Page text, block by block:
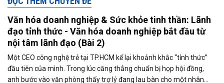
Văn hóa doanh nghiệp & Sức khỏe tinh thần: Lãnh
đạo tỉnh thức - Văn hóa doanh nghiệp bắt đầu từ
nội tâm lãnh đạo (Bài 2)
Một CEO công nghệ trẻ tại TP.HCM kể lại khoảnh khắc “tỉnh thức”
đầu tiên của mình. Trong lúc căng thẳng chuẩn bị họp hội đồng,
anh bước vào văn phòng thấy trợ lý đang lau bàn cho một nhân